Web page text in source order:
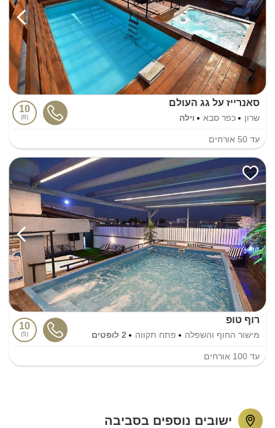
סאנרייז על גג העולם
שרון כפר סבא וילה
10
8
עד 50 אורחים
רוף טופ
מישור החוף והשפלה פתח תקווה 2 לופטים
10
5
עד 100 אורחים
ישובים נוספים בסביבה